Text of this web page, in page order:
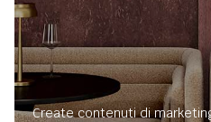
Create contenuti di